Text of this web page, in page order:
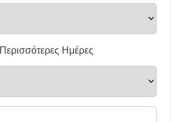
Περισσότερες Ημέρες